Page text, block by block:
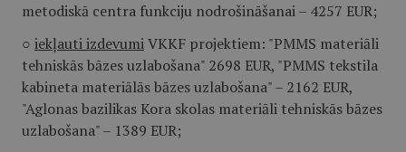
metodiskā centra funkciju nodrošināšanai – 4257 EUR;
○ iekļauti izdevumiVKKF projektiem: "PMMS materiāli
tehniskās bāzes uzlabošana" 2698 EUR, "PMMS tekstila
kabineta materiālās bāzes uzlabošana" – 2162 EUR,
"Aglonas bazilikas Kora skolas materiāli tehniskās bāzes
uzlabošana" – 1389 EUR;